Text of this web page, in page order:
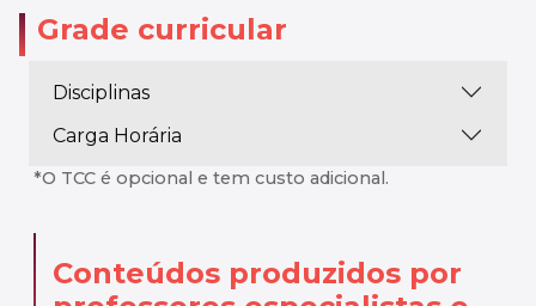
Grade curricular
Disciplinas
Carga Horária
*O TCC é opcional e tem custo adicional.
Conteúdos produzidos por